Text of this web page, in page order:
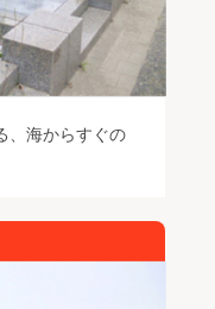
、海からすぐの